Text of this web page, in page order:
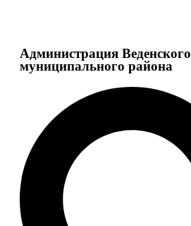
Администрация Веденского
муниципального района